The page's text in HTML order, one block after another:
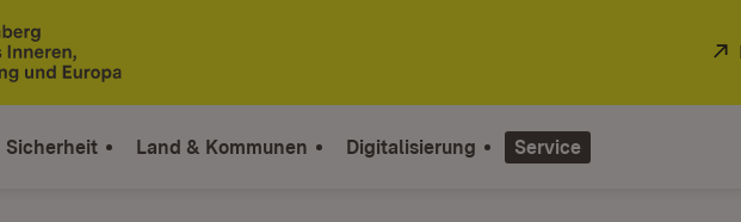
Sicherheit Land & Kommunen Digitalisierung Service